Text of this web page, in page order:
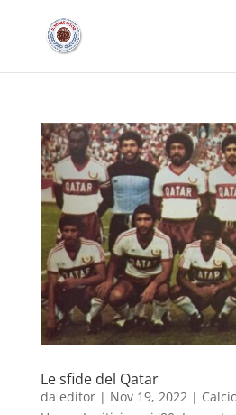
Le sfide del Qatar
da editor| Nov 19, 2022 |